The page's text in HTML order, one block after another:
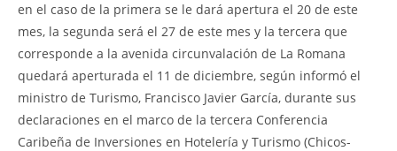
en el caso de la primera se le dará apertura el 20 de este
mes, la segunda será el 27 de este mes y la tercera que
corresponde a la avenida circunvalación de La Romana
quedará aperturada el 11 de diciembre, según informó el
ministro de Turismo, Francisco Javier García, durante sus
declaraciones en el marco de la tercera Conferencia
Caribeña de Inversiones en Hotelería y Turismo (Chicos-